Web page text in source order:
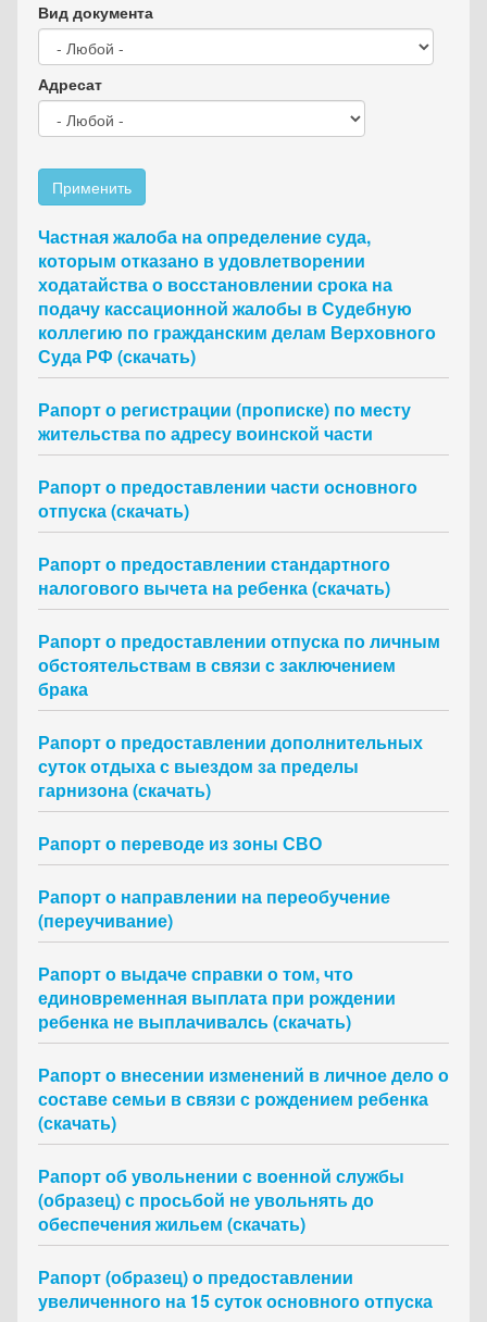
Вид документа
Адресат
Применить
Частная жалоба на определение суда,
которым отказано в удовлетворении
ходатайства о восстановлении срока на
подачу кассационной жалобы в Судебную
коллегию по гражданским делам Верховного
Суда РФ (скачать)
Рапорт о регистрации (прописке) по месту
жительства по адресу воинской части
Рапорт о предоставлении части основного
отпуска (скачать)
Рапорт о предоставлении стандартного
налогового вычета на ребенка (скачать)
Рапорт о предоставлении отпуска по личным
обстоятельствам в связи с заключением
брака
Рапорт о предоставлении дополнительных
суток отдыха с выездом за пределы
гарнизона (скачать)
Рапорт о переводе из зоны СВО
Рапорт о направлении на переобучение
(переучивание)
Рапорт о выдаче справки о том, что
единовременная выплата при рождении
ребенка не выплачивалсь (скачать)
Рапорт о внесении изменений в личное дело о
составе семьи в связи с рождением ребенка
(скачать)
Рапорт об увольнении с военной службы
(образец) с просьбой не увольнять до
обеспечения жильем (скачать)
Рапорт (образец) о предоставлении
увеличенного на 15 суток основного отпуска